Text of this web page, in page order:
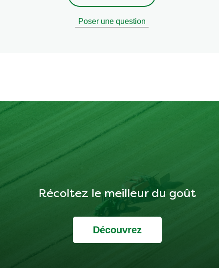
Poser une question
Récoltez le meilleur du goût
Découvrez